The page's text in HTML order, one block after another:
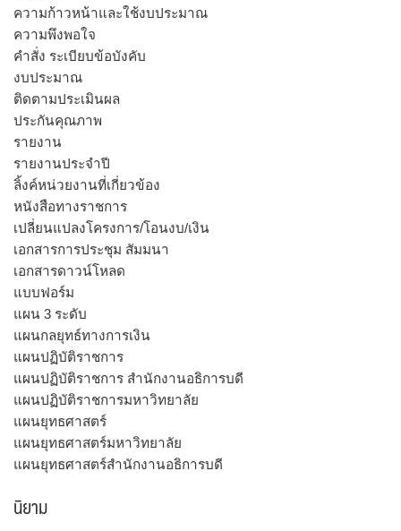
ความก้าวหน้าและใช้งบประมาณ
ความพึงพอใจ
คำสั่ง ระเบียบข้อบังคับ
งบประมาณ
ติดตามประเมินผล
ประกันคุณภาพ
รายงาน
รายงานประจำปี
ลิ้งค์หน่วยงานที่เกี่ยวข้อง
หนังสือทางราชการ
เปลี่ยนแปลงโครงการ/โอนงบ/เงิน
เอกสารการประชุม สัมมนา
เอกสารดาวน์โหลด
แบบฟอร์ม
แผน 3 ระดับ
แผนกลยุทธ์ทางการเงิน
แผนปฏิบัติราชการ
แผนปฏิบัติราชการ สำนักงานอธิการบดี
แผนปฏิบัติราชการมหาวิทยาลัย
แผนยุทธศาสตร์
แผนยุทธศาสตร์มหาวิทยาลัย
แผนยุทธศาสตร์สำนักงานอธิการบดี
นิยาม